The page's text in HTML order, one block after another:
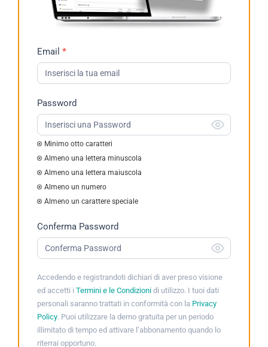
Richiesta
Demo
2023
Email *
Password
Minimo otto caratteri
Almeno una lettera minuscola
Almeno una lettera maiuscola
Almeno un numero
Almeno un carattere speciale
Conferma Password
Accedendo e registrandoti dichiari di aver preso visione
ed accetti i Termini e le Condizionidi utilizzo. I tuoi dati
personali saranno trattati in conformità con la Privacy
Policy. Puoi utilizzare la demo gratuita per un periodo
illimitato di tempo ed attivare l’abbonamento quando lo
riterrai opportuno.